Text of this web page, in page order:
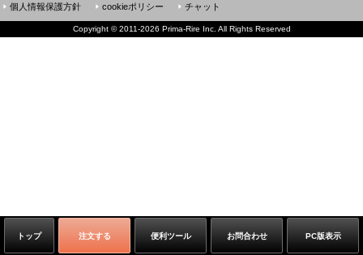
トップ 注文する 便利ツール お問合わせ PC版表示
個人情報保護方針
cookieポリシー チャット
Copyright ©2011-2026 Prima-Rire Inc. All Rights Reserved